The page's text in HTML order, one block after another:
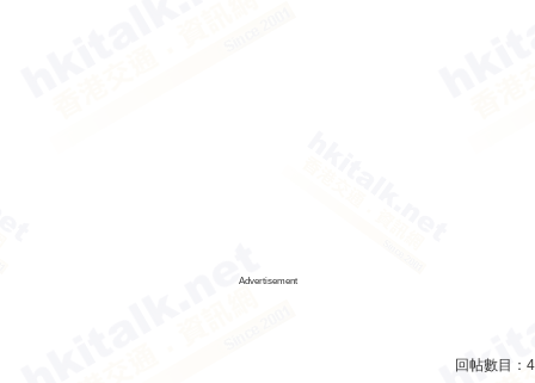
Advertisement
回帖數目： 4